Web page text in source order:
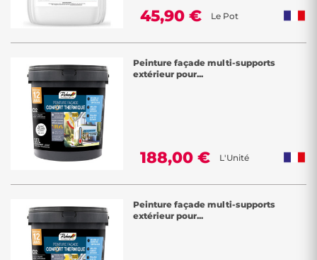
45,90 € Le Pot
Peinture façade multi-supports
extérieur pour...
188,00 € L'Unité
Peinture façade multi-supports
extérieur pour...